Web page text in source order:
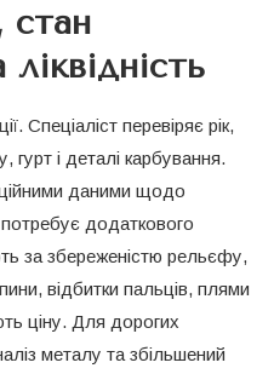
стан
Спеціаліст перевіряє рік,
гурт і деталі карбування.
даними щодо
додаткового
за збереженістю рельєфу,
відбитки пальців, плями
ціну. Для дорогих
металу та збільшений